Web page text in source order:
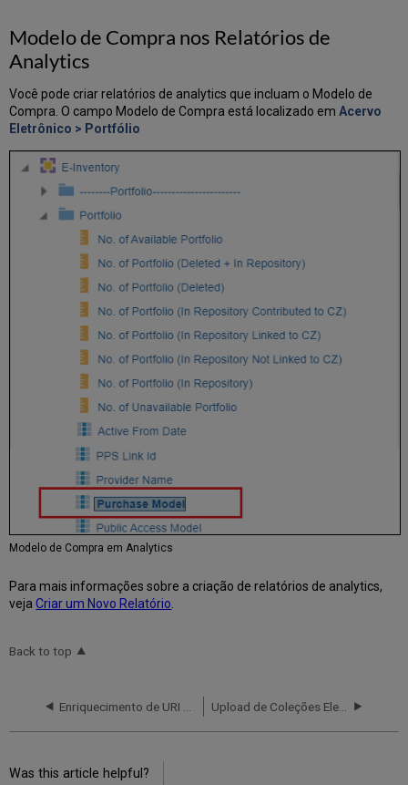
Modelo de Compra nos Relatórios de
Analytics
Você pode criar relatórios de analytics que incluam o Modelo de
Compra. O campo Modelo de Compra está localizado emAcervo
Eletrônico > Portfólio
Modelo de Compra em Analytics
Para mais informações sobre a criação de relatórios de analytics,
vejaCriar um Novo Relatório
Back to top
Was this article helpful?